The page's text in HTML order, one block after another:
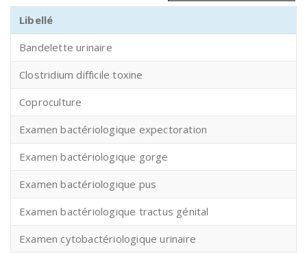
Libellé
Bandelette urinaire
Clostridium difficile toxine
Coproculture
Examen bactériologique expectoration
Examen bactériologique gorge
Examen bactériologique pus
Examen bactériologique tractus génital
Examen cytobactériologique urinaire